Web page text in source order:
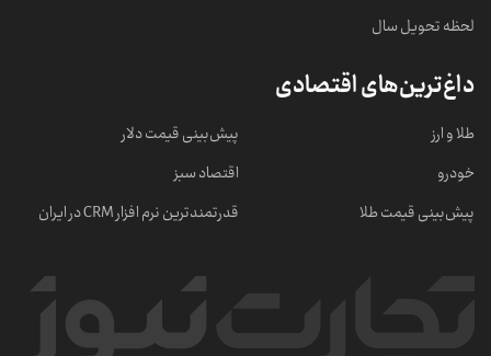
لحظه تحویل سال
داغ‌ترین‌های اقتصادی
طلا و ارز
خودرو
پیش‌بینی قیمت طلا
پیش‌بینی قیمت دلار
اقتصاد سبز
قدرتمندترین نرم‌ افزار CRM در ایران